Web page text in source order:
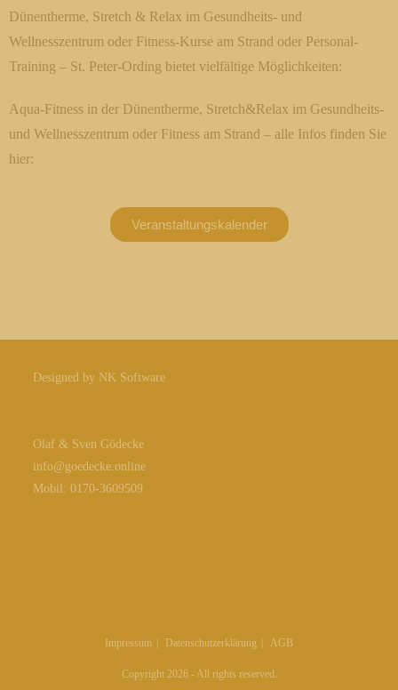
Dünentherme, Stretch & Relax im Gesundheits- und
Wellnesszentrum oder Fitness-Kurse am Strand oder Personal-
Training – St. Peter-Ording bietet vielfältige Möglichkeiten:
Aqua-Fitness in der Dünentherme, Stretch&Relax im Gesundheits-
und Wellnesszentrum oder Fitness am Strand – alle Infos finden Sie
hier:
Veranstaltungskalender
Designed by NK Software
Olaf & Sven Gödecke
info@goedecke.online
Mobil: 0170-3609509
Impressum Datenschutzerklärung AGB
Copyright 2026 - All rights reserved.